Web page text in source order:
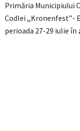
Primăria Municipiului
Codlei ,,Kronenfest”-
perioada 27-29 iulie în